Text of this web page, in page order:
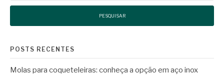
POSTS RECENTES
Molas para coqueteleiras: conheça a opção em aço inox